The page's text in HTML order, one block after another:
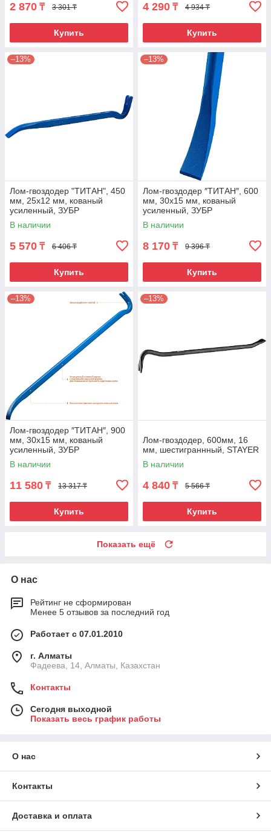
2 870 ₸ 3 301 ₸
Купить
4 290 ₸ 4 934 ₸
Купить
–13%
Лом-гвоздодер "ТИТАН", 450
мм, 25х12 мм, кованый
усиленный, ЗУБР
В наличии
5 570 ₸ 6 406 ₸
Купить
–13%
Лом-гвоздодер ″ТИТАН″, 600
мм, 30х15 мм, кованый
усиленный, ЗУБР
В наличии
8 170 ₸ 9 396 ₸
Купить
–13%
Лом-гвоздодер ″ТИТАН″, 900
мм, 30х15 мм, кованый
усиленный, ЗУБР
В наличии
11 580 ₸ 13 317 ₸
Купить
–13%
Лом-гвоздодер, 600мм, 16
мм, шестиграннный, STAYER
В наличии
4 840 ₸ 5 566 ₸
Купить
Показать ещё
О нас
Рейтинг не сформирован
Менее 5 отзывов за последний год
Работает с 07.01.2010
г. Алматы
Фадеева, 14, Алматы, Казахстан
Контакты
Сегодня выходной
Показать весь график работы
О нас
Контакты
Доставка и оплата